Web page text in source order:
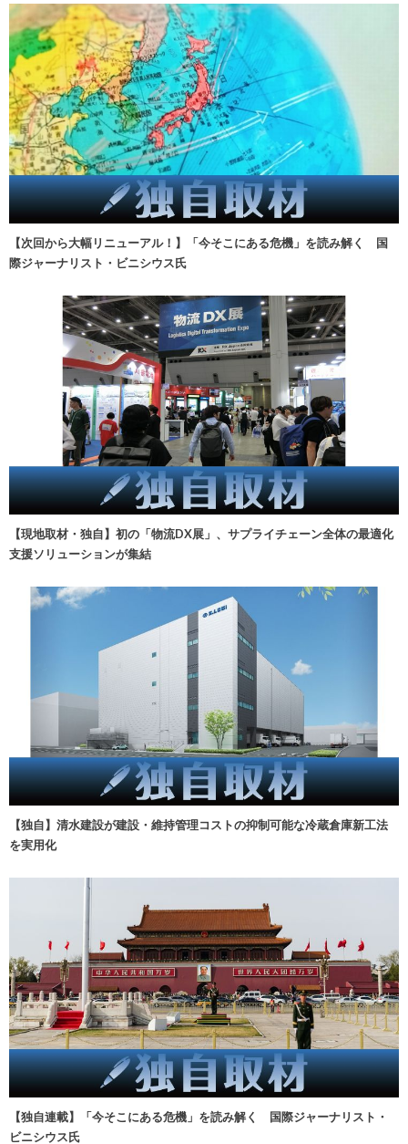
【次回から大幅リニューアル！】「今そこにある危機」を読み解く 国
際ジャーナリスト・ビニシウス氏
【現地取材・独自】初の「物流DX展」、サプライチェーン全体の最適化
支援ソリューションが集結
【独自】清水建設が建設・維持管理コストの抑制可能な冷蔵倉庫新工法
を実用化
【独自連載】「今そこにある危機」を読み解く 国際ジャーナリスト・
ビニシウス氏